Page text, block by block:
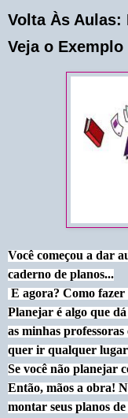
Volta Às Aulas:
Veja o Exemplo
Você começou a dar
caderno de planos...
E agora? Como fazer
Planejar é algo que
as minhas
quer ir qualquer lugar
Se você não planejar
Então, mãos a obra!
montar seus planos